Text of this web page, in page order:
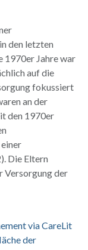
den letzten
1970er Jahre war
auf die
fokussiert
an der
den 1970er
Die Eltern
Versorgung der
via CareLit
der